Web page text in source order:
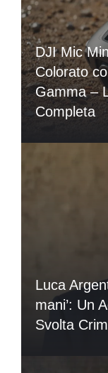
DJI Mic
Colorato
Gamma –
Completa
Luca
mani’: Un
Svolta